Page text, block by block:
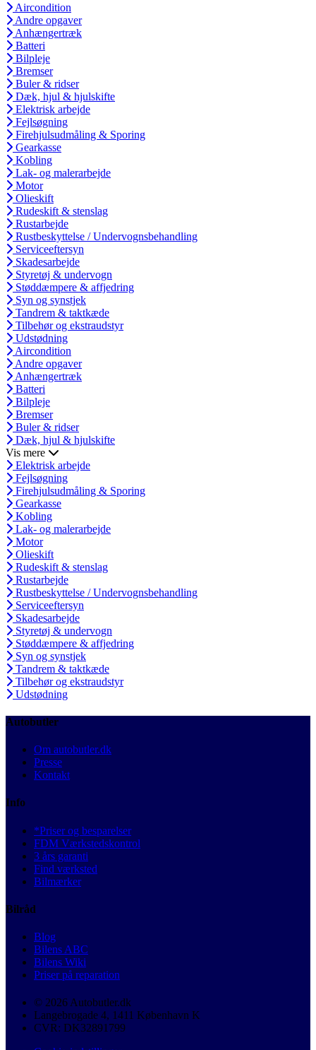
Aircondition
Andre opgaver
Anhængertræk
Batteri
Bilpleje
Bremser
Buler & ridser
Dæk, hjul & hjulskifte
Elektrisk arbejde
Fejlsøgning
Firehjulsudmåling & Sporing
Gearkasse
Kobling
Lak- og malerarbejde
Motor
Olieskift
Rudeskift & stenslag
Rustarbejde
Rustbeskyttelse / Undervognsbehandling
Serviceeftersyn
Skadesarbejde
Styretøj & undervogn
Støddæmpere & affjedring
Syn og synstjek
Tandrem & taktkæde
Tilbehør og ekstraudstyr
Udstødning
Aircondition
Andre opgaver
Anhængertræk
Batteri
Bilpleje
Bremser
Buler & ridser
Dæk, hjul & hjulskifte
Vis mere
Elektrisk arbejde
Fejlsøgning
Firehjulsudmåling & Sporing
Gearkasse
Kobling
Lak- og malerarbejde
Motor
Olieskift
Rudeskift & stenslag
Rustarbejde
Rustbeskyttelse / Undervognsbehandling
Serviceeftersyn
Skadesarbejde
Styretøj & undervogn
Støddæmpere & affjedring
Syn og synstjek
Tandrem & taktkæde
Tilbehør og ekstraudstyr
Udstødning
Autobutler
Om autobutler.dk
Presse
Kontakt
Info
*Priser og besparelser
FDM Værkstedskontrol
3 års garanti
Find værksted
Bilmærker
Bilråd
Blog
Bilens ABC
Bilens Wiki
Priser på reparation
© 2026 Autobutler.dk
Langebrogade 4, 1411 København K
CVR: DK32891799